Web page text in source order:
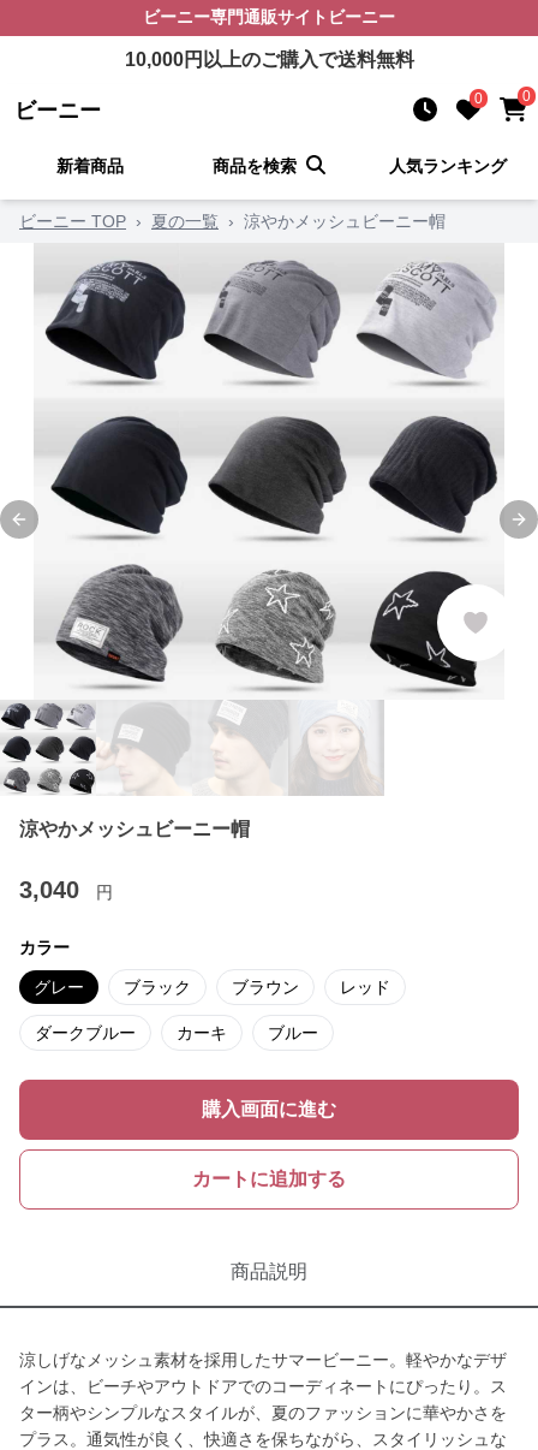
ビーニー専門通販サイト ビーニー
10,000円以上のご購入で送料無料
ビーニー 0 0
新着商品 商品を検索 人気ランキング
ビーニー TOP › 夏の一覧 › 涼やかメッシュビーニー帽
Previous slide
涼やかメッシュビーニー帽
3,040 円
カラー
グレー ブラック ブラウン レッド
ダークブルー カーキ ブルー
購入画面に進む
カートに追加する
商品説明
涼しげなメッシュ素材を採用したサマービーニー。軽やかなデザ
インは、ビーチやアウトドアでのコーディネートにぴったり。ス
ター柄やシンプルなスタイルが、夏のファッションに華やかさを
プラス。通気性が良く、快適さを保ちながら、スタイリッシュな